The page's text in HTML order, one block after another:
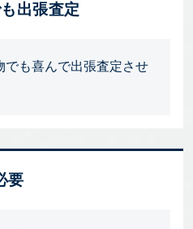
出張査定
でも喜んで出張査定させ
要